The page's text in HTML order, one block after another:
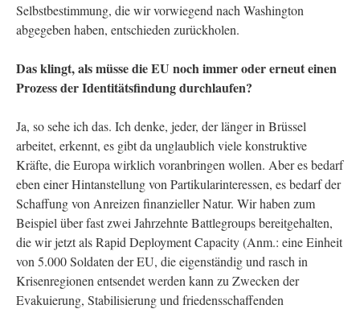
Selbstbestimmung, die wir vorwiegend nach Washington
abgegeben haben, entschieden zurückholen.
Das klingt, als müsse die EU noch immer oder erneut einen
Prozess der Identitätsfindung durchlaufen?
Ja, so sehe ich das. Ich denke, jeder, der länger in Brüssel
arbeitet, erkennt, es gibt da unglaublich viele konstruktive
Kräfte, die Europa wirklich voranbringen wollen. Aber es bedarf
eben einer Hintanstellung von Partikularinteressen, es bedarf der
Schaffung von Anreizen finanzieller Natur. Wir haben zum
Beispiel über fast zwei Jahrzehnte Battlegroups bereitgehalten,
die wir jetzt als Rapid Deployment Capacity (Anm.: eine Einheit
von 5.000 Soldaten der EU, die eigenständig und rasch in
Krisenregionen entsendet werden kann zu Zwecken der
Evakuierung, Stabilisierung und friedensschaffenden